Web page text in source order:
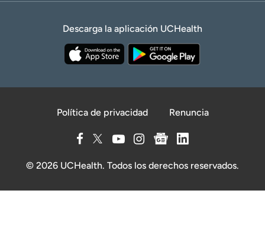
Descarga la aplicación UCHealth
Política de privacidad Renuncia
© 2026 UCHealth. Todos los derechos reservados.